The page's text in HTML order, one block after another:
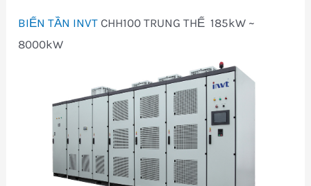
BIẾN TẦN INVT CHH100 TRUNG THẾ 185kW ~
8000kW